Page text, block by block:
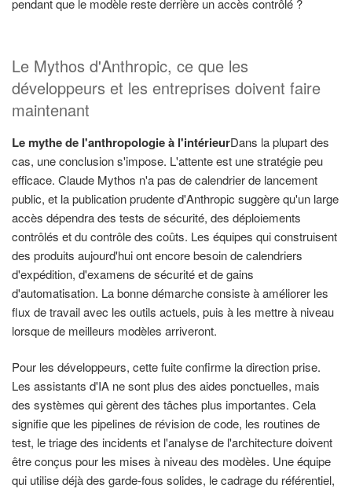
pendant que le modèle reste derrière un accès contrôlé ?
Le Mythos d'Anthropic, ce que les
développeurs et les entreprises doivent faire
maintenant
Le mythe de l'anthropologie à l'intérieurDans la plupart des
cas, une conclusion s'impose. L'attente est une stratégie peu
efficace. Claude Mythos n'a pas de calendrier de lancement
public, et la publication prudente d'Anthropic suggère qu'un large
accès dépendra des tests de sécurité, des déploiements
contrôlés et du contrôle des coûts. Les équipes qui construisent
des produits aujourd'hui ont encore besoin de calendriers
d'expédition, d'examens de sécurité et de gains
d'automatisation. La bonne démarche consiste à améliorer les
flux de travail avec les outils actuels, puis à les mettre à niveau
lorsque de meilleurs modèles arriveront.
Pour les développeurs, cette fuite confirme la direction prise.
Les assistants d'IA ne sont plus des aides ponctuelles, mais
des systèmes qui gèrent des tâches plus importantes. Cela
signifie que les pipelines de révision de code, les routines de
test, le triage des incidents et l'analyse de l'architecture doivent
être conçus pour les mises à niveau des modèles. Une équipe
qui utilise déjà des garde-fous solides, le cadrage du référentiel,